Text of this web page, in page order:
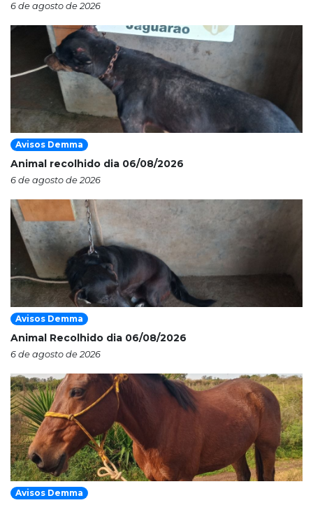
6 de agosto de 2026
Avisos Demma
Animal recolhido dia 06/08/2026
6 de agosto de 2026
Avisos Demma
Animal Recolhido dia 06/08/2026
6 de agosto de 2026
Avisos Demma